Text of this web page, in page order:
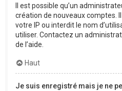
Il est possible qu’un
création de nouveaux comptes.
votre IP ou interdit le nom
utiliser. Contactez un
de l’aide.
Haut
Je suis enregistré mais je ne